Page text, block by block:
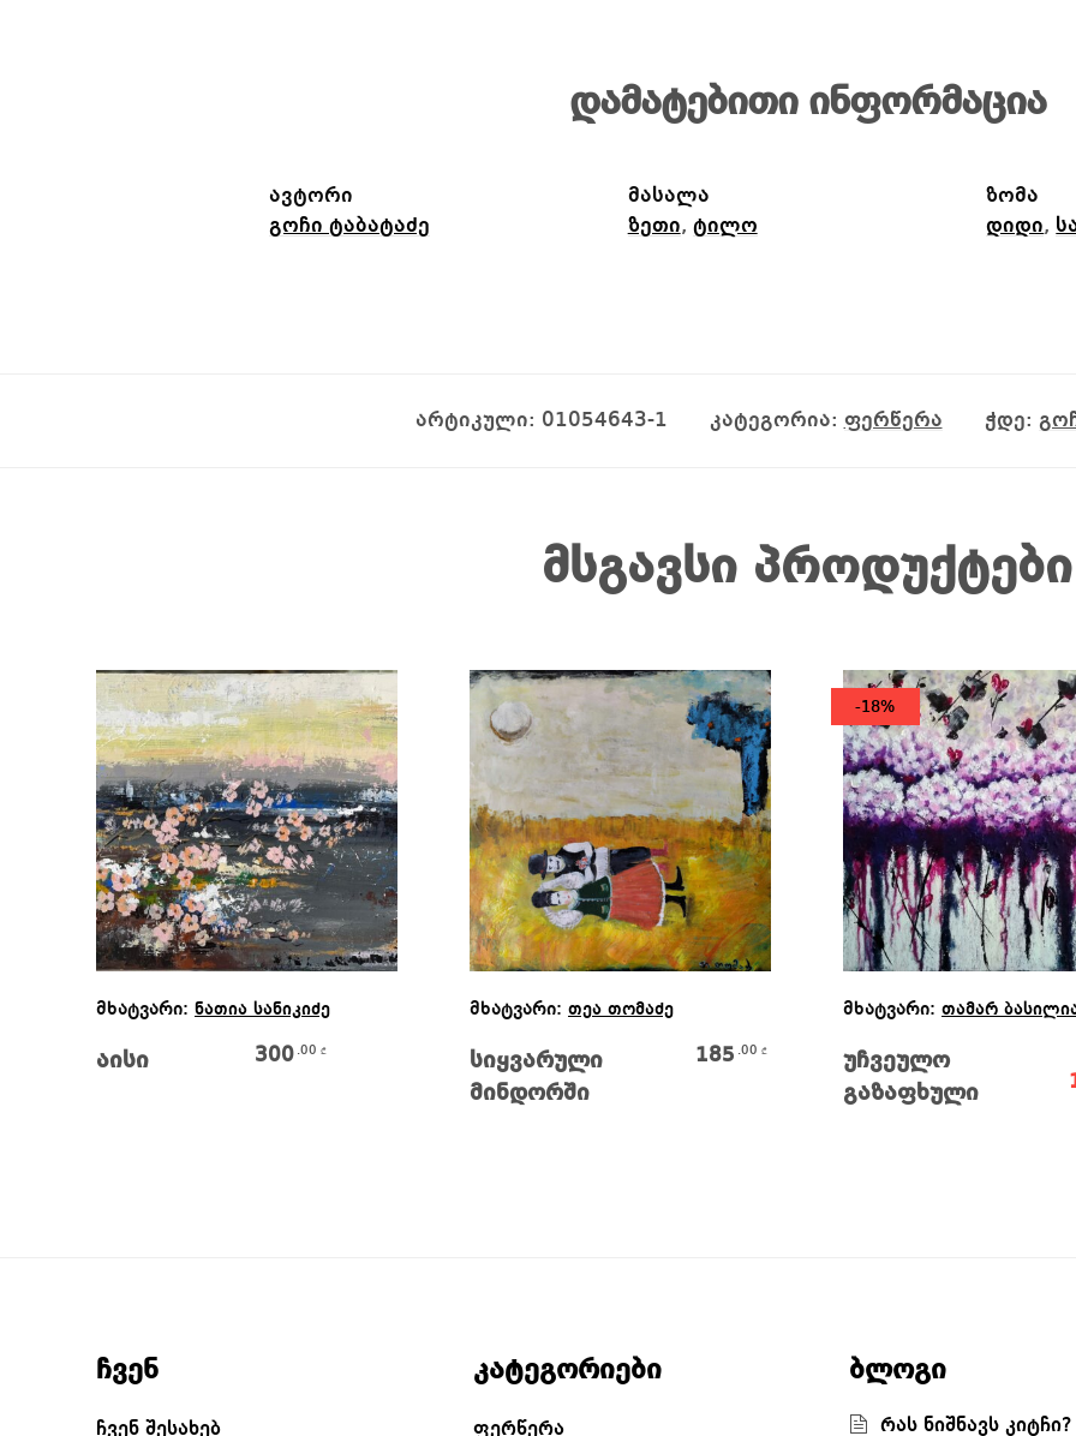
დამატებითი ინფორმაცია
ავტორი
გოჩი ტაბატაძე
მასალა
ზეთი, ტილო
ზომა
დიდი,
არტიკული: 01054643-1 კატეგორია: ფერწერა ჭდე:
მსგავსი პროდუქტები
მხატვარი: ნათია სანიკიძე
აისი 300 .00 ₾
მხატვარი: თეა თომაძე
სიყვარული
მინდორში
185 .00 ₾
-18%
მხატვარი: თამარ
უჩვეულო
გაზაფხული
ჩვენ
ჩვენ შესახებ
კატეგორიები
ფერწერა
ბლოგი
რას ნიშნავს კიტჩი?